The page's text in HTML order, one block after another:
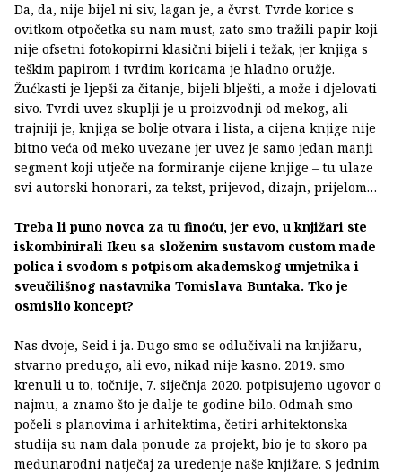
Da, da, nije bijel ni siv, lagan je, a čvrst. Tvrde korice s
ovitkom otpočetka su nam must, zato smo tražili papir koji
nije ofsetni fotokopirni klasični bijeli i težak, jer knjiga s
teškim papirom i tvrdim koricama je hladno oružje.
Žućkasti je ljepši za čitanje, bijeli blješti, a može i djelovati
sivo. Tvrdi uvez skuplji je u proizvodnji od mekog, ali
trajniji je, knjiga se bolje otvara i lista, a cijena knjige nije
bitno veća od meko uvezane jer uvez je samo jedan manji
segment koji utječe na formiranje cijene knjige – tu ulaze
svi autorski honorari, za tekst, prijevod, dizajn, prijelom…
Treba li puno novca za tu finoću, jer evo, u knjižari ste
iskombinirali Ikeu sa složenim sustavom custom made
polica i svodom s potpisom akademskog umjetnika i
sveučilišnog nastavnika Tomislava Buntaka. Tko je
osmislio koncept?
Nas dvoje, Seid i ja. Dugo smo se odlučivali na knjižaru,
stvarno predugo, ali evo, nikad nije kasno. 2019. smo
krenuli u to, točnije, 7. siječnja 2020. potpisujemo ugovor o
najmu, a znamo što je dalje te godine bilo. Odmah smo
počeli s planovima i arhitektima, četiri arhitektonska
studija su nam dala ponude za projekt, bio je to skoro pa
međunarodni natječaj za uređenje naše knjižare. S jednim